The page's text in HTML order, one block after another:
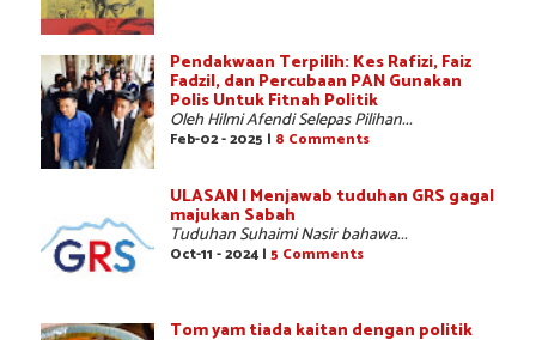
Pendakwaan Terpilih: Kes Rafizi, Faiz
Fadzil, dan Percubaan PAN Gunakan
Polis Untuk Fitnah Politik
Oleh Hilmi Afendi Selepas Pilihan...
Feb-02 - 2025 | 8 Comments
ULASAN | Menjawab tuduhan GRS gagal
majukan Sabah
Tuduhan Suhaimi Nasir bahawa...
Oct-11 - 2024 | 5 Comments
Tom yam tiada kaitan dengan politik